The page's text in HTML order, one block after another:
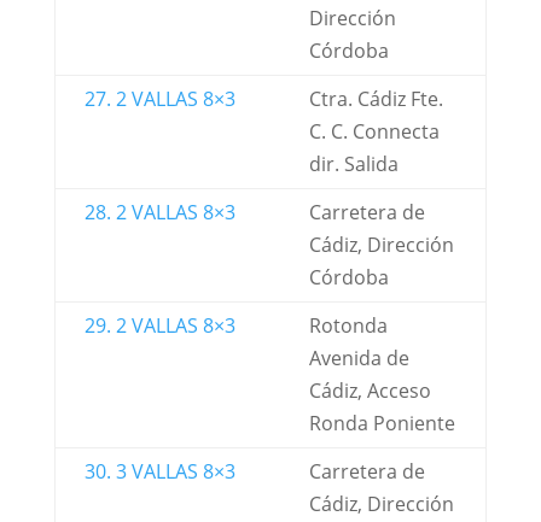
Dirección
Córdoba
27. 2 VALLAS 8×3
Ctra. Cádiz Fte.
C. C. Connecta
dir. Salida
28. 2 VALLAS 8×3
Carretera de
Cádiz, Dirección
Córdoba
29. 2 VALLAS 8×3
Rotonda
Avenida de
Cádiz, Acceso
Ronda Poniente
30. 3 VALLAS 8×3
Carretera de
Cádiz, Dirección